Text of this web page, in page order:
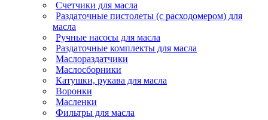
Счетчики для масла
Раздаточные пистолеты (с расходомером) для
масла
Ручные насосы для масла
Раздаточные комплекты для масла
Маслораздатчики
Маслосборники
Катушки, рукава для масла
Воронки
Масленки
Фильтры для масла